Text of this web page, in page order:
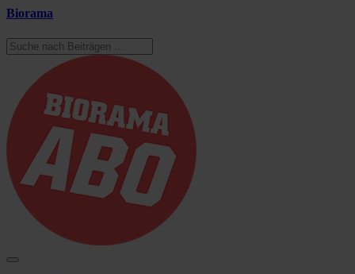
Biorama